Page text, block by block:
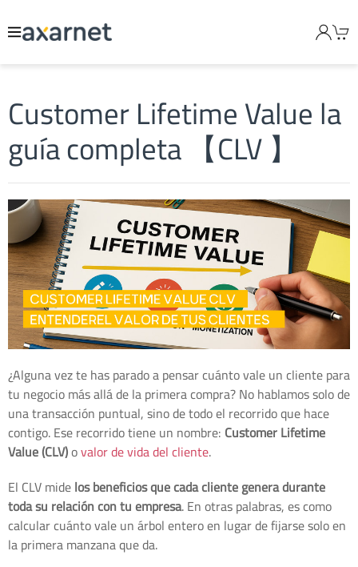
Customer Lifetime Value la
guía completa 【CLV 】
¿Alguna vez te has parado a pensar cuánto vale un cliente para
tu negocio más allá de la primera compra? No hablamos solo de
una transacción puntual, sino de todo el recorrido que hace
contigo. Ese recorrido tiene un nombre: Customer Lifetime
Value (CLV)ovalor de vida del cliente.
El CLV midelos beneficios que cada cliente genera durante
toda su relación con tu empresa. En otras palabras, es como
calcular cuánto vale un árbol entero en lugar de fijarse solo en
la primera manzana que da.